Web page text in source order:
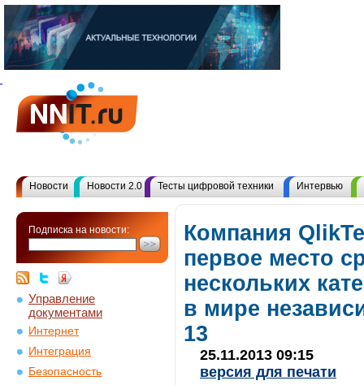
Новости Новости 2.0 Тесты цифровой техники Интервью
Подписка на новости:
Управление
документами
Интернет
Интеграция
Безопасность
Компания
первое место
нескольких
в мире
13
25.11.2013 09:15
версия для печати